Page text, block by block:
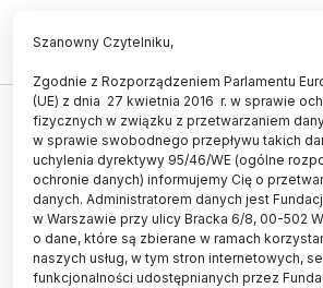
CZŁOWIEK
Psycholog: stres to
można wykorzystać
25.04.2017
aktualizacja: 25.04.2017
2 minuty czytania
Szanowny Czytelniku,
Zgodnie z Rozporządzeniem Parlamentu
(UE) z dnia 27 kwietnia 2016 r. w sprawie
fizycznych w związku z przetwarzaniem
w sprawie swobodnego przepływu takich
uchylenia dyrektywy 95/46/WE (ogólne
ochronie danych) informujemy Cię o
danych. Administratorem danych jest
w Warszawie przy ulicy Bracka 6/8, 00-502
o dane, które są zbierane w ramach
naszych usług, w tym stron internetowych,
funkcjonalności udostępnianych przez